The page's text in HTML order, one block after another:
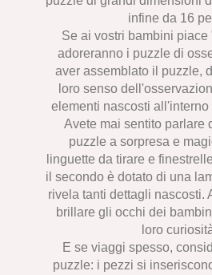
infine da 16
Se ai vostri bambini piace
adoreranno i puzzle di
aver assemblato il puzzle,
loro senso
elementi nascosti
Avete mai sentito parlare
puzzle a sorpresa e
linguette da tirare e
il secondo è dotato di una
rivela tanti dettagli nascosti.
brillare gli occhi dei
loro
E se viaggi spesso,
puzzle: i pezzi si